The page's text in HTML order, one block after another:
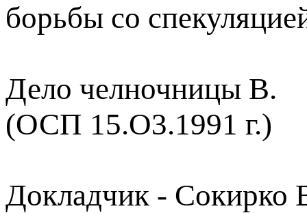
борьбы со
Дело челночницы В.
(ОСП 15.О3.1991 г.)
Докладчик - Сокирко